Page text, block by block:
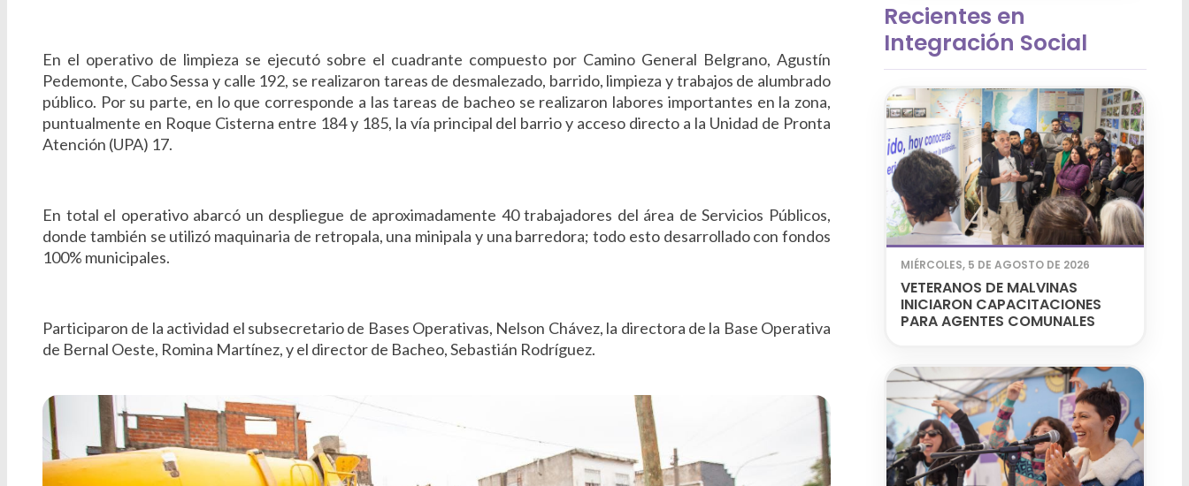
En el operativo de limpieza se ejecutó sobre el cuadrante compuesto por Camino General Belgrano, Agustín
Pedemonte, Cabo Sessa y calle 192, se realizaron tareas de desmalezado, barrido, limpieza y trabajos de alumbrado
público. Por su parte, en lo que corresponde a las tareas de bacheo se realizaron labores importantes en la zona,
puntualmente en Roque Cisterna entre 184 y 185, la vía principal del barrio y acceso directo a la Unidad de Pronta
Atención (UPA) 17.
En total el operativo abarcó un despliegue de aproximadamente 40 trabajadores del área de Servicios Públicos,
donde también se utilizó maquinaria de retropala, una minipala y una barredora; todo esto desarrollado con fondos
100% municipales.
Participaron de la actividad el subsecretario de Bases Operativas, Nelson Chávez, la directora de la Base Operativa
de Bernal Oeste, Romina Martínez, y el director de Bacheo, Sebastián Rodríguez.
Recientes en
Integración Social
MIÉRCOLES, 5 DE AGOSTO DE 2026
VETERANOS DE MALVINAS
INICIARON CAPACITACIONES
PARA AGENTES COMUNALES